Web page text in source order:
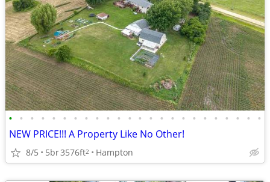
• • • • • • • • • • • • • • • • • • • • • • • •
NEW PRICE!!! A Property Like No Other!
8/5 5br3576ft2 Hampton